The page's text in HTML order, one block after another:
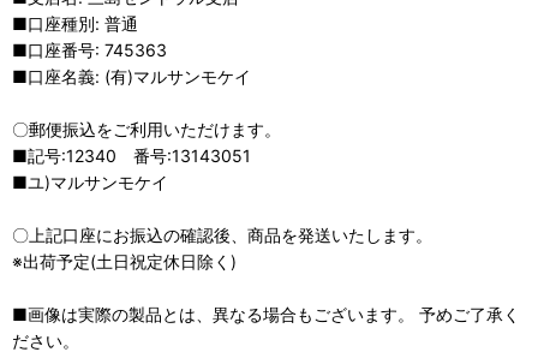
■口座種別: 普通
■口座番号: 745363
■口座名義: (有)マルサンモケイ
〇郵便振込をご利用いただけます。
■記号:12340 番号:13143051
■ユ)マルサンモケイ
〇上記口座にお振込の確認後、商品を発送いたします。
※出荷予定(土日祝定休日除く)
■画像は実際の製品とは、異なる場合もございます。 予めご了承く
ださい。